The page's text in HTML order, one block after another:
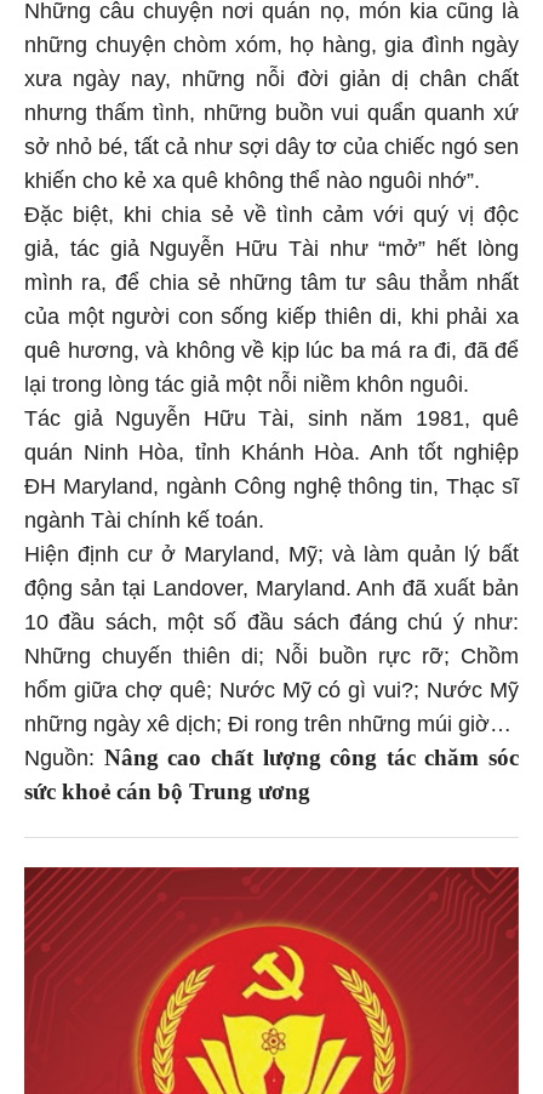
Những câu chuyện nơi quán nọ, món kia cũng là
những chuyện chòm xóm, họ hàng, gia đình ngày
xưa ngày nay, những nỗi đời giản dị chân chất
nhưng thấm tình, những buồn vui quẩn quanh xứ
sở nhỏ bé, tất cả như sợi dây tơ của chiếc ngó sen
khiến cho kẻ xa quê không thể nào nguôi nhớ”.
Đặc biệt, khi chia sẻ về tình cảm với quý vị độc
giả, tác giả Nguyễn Hữu Tài như “mở” hết lòng
mình ra, để chia sẻ những tâm tư sâu thẳm nhất
của một người con sống kiếp thiên di, khi phải xa
quê hương, và không về kịp lúc ba má ra đi, đã để
lại trong lòng tác giả một nỗi niềm khôn nguôi.
Tác giả Nguyễn Hữu Tài, sinh năm 1981, quê
quán Ninh Hòa, tỉnh Khánh Hòa. Anh tốt nghiệp
ĐH Maryland, ngành Công nghệ thông tin, Thạc sĩ
ngành Tài chính kế toán.
Hiện định cư ở Maryland, Mỹ; và làm quản lý bất
động sản tại Landover, Maryland. Anh đã xuất bản
10 đầu sách, một số đầu sách đáng chú ý như:
Những chuyến thiên di; Nỗi buồn rực rỡ; Chồm
hổm giữa chợ quê; Nước Mỹ có gì vui?; Nước Mỹ
những ngày xê dịch; Đi rong trên những múi giờ…
Nguồn: Nâng cao chất lượng công tác chăm sóc
sức khoẻ cán bộ Trung ương